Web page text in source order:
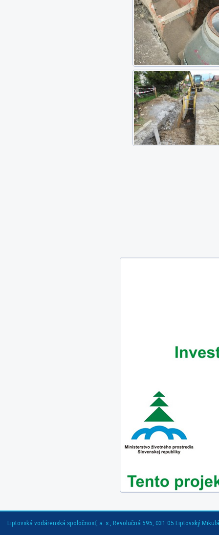
Liptovská vodárenská spoločnosť, a. s., Revolučná 595, 031 05 Liptovský